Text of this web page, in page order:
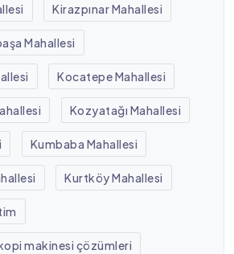
Kirazpınar Mahallesi
Mahallesi
Kocatepe Mahallesi
Kozyatağı Mahallesi
Kumbaba Mahallesi
Kurtköy Mahallesi
makinesi çözümleri